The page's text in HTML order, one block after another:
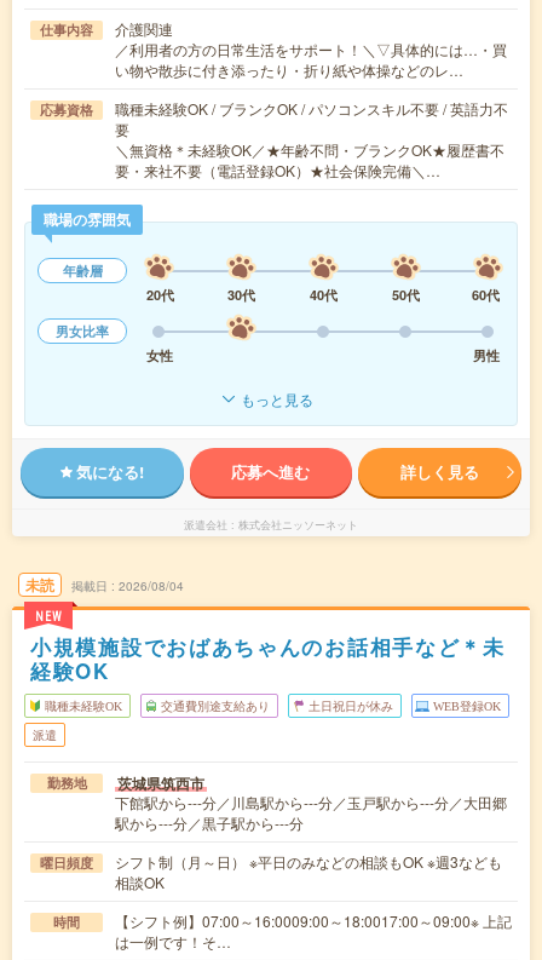
仕事内容
介護関連
／利用者の方の日常生活をサポート！＼▽具体的には…・買
い物や散歩に付き添ったり・折り紙や体操などのレ…
応募資格
職種未経験OK / ブランクOK / パソコンスキル不要 / 英語力不
要
＼無資格＊未経験OK／★年齢不問・ブランクOK★履歴書不
要・来社不要（電話登録OK）★社会保険完備＼…
職場の雰囲気
年齢層
20代
30代 40代 50代
60代
男女比率
女性
男性
もっと見る
気になる! 応募へ進む 詳しく見る
派遣会社 株式会社ニッソーネット
未読
NEW
掲載日 2026/08/04
小規模施設でおばあちゃんのお話相手など＊未
経験OK
職種未経験OK 交通費別途支給あり 土日祝日が休み WEB登録OK
派遣
勤務地 茨城県筑西市
下館駅から---分／川島駅から---分／玉戸駅から---分／大田郷
駅から---分／黒子駅から---分
曜日頻度
シフト制（月～日） ※平日のみなどの相談もOK ※週3なども
相談OK
時間
【シフト例】07:00～16:0009:00～18:0017:00～09:00※ 上記
は一例です！そ…